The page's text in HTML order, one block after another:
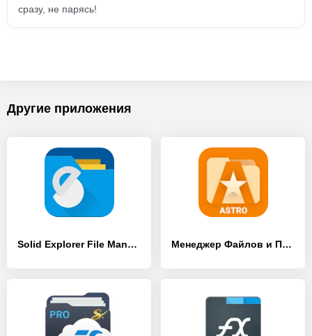
сразу, не парясь!
Другие приложения
Solid Explorer File Manager Менеджер Файлов и Проводник АСТРО